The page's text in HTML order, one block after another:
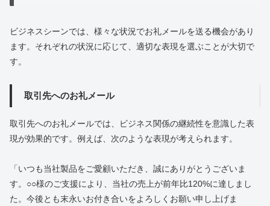
ビジネスシーンでは、様々な状況でお礼メールを送る機会があり
ます。それぞれの状況に応じて、適切な表現を選ぶことが大切で
す。
取引先へのお礼メール
取引先へのお礼メールでは、ビジネス関係の継続性を意識した表
現が効果的です。例えば、次のような表現が考えられます。
「いつも当社製品をご愛顧いただき、誠にありがとうございま
す。○○様のご支援により、当社の売上が前年比120%に達しまし
た。今後とも末永いお付き合いをよろしくお願い申し上げま